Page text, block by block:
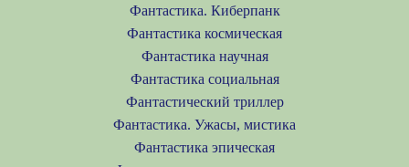
Фантастика. Киберпанк
Фантастика космическая
Фантастика научная
Фантастика социальная
Фантастический триллер
Фантастика. Ужасы, мистика
Фантастика эпическая